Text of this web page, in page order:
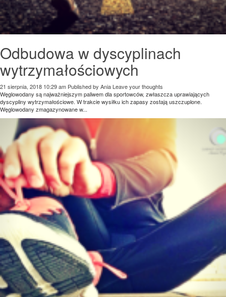
Odbudowa w dyscyplinach
wytrzymałościowych
21 sierpnia, 2018 10:29 am Published by Ania Leave your thoughts
Węglowodany są najważniejszym paliwem dla sportowców, zwłaszcza uprawiających
dyscypliny wytrzymałościowe. W trakcie wysiłku ich zapasy zostają uszczuplone.
Węglowodany zmagazynowane w...